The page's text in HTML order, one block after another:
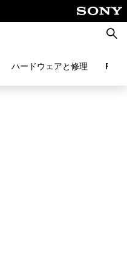
検
索
ハードウェアと修理